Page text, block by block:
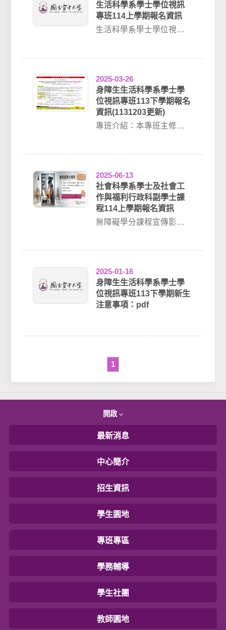
生活科學系學士學位視訊
專班114上學期報名資訊
生活科學系學士學位視訊
2025-03-26
身障生生活科學系學士學
位視訊專班113下學期報名
資訊(1131203更新)
專班介紹：本專班主修大
2025-06-13
社會科學系學士及社會工
作與福利行政科副學士課
程114上學期報名資訊
無障礙學分課程宣傳影
2025-01-16
身障生生活科學系學士學
位視訊專班113下學期新生
注意事項：pdf
1
開啟
最新消息
中心簡介
招生資訊
學生園地
專班專區
學務輔導
學生社團
教師園地